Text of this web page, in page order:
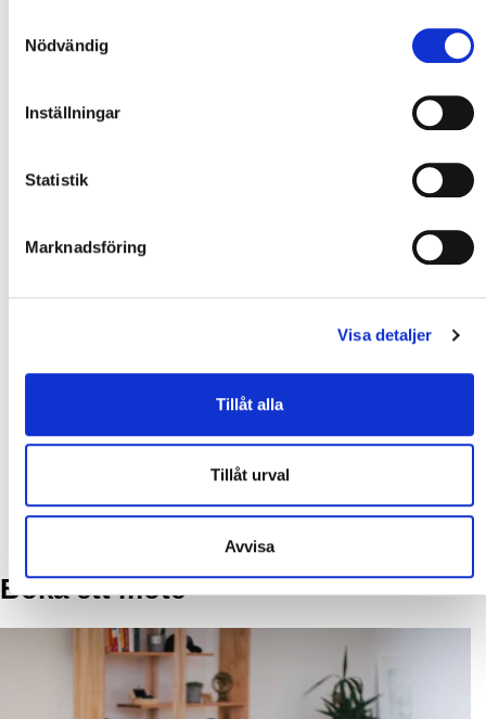
Nödvändig
Inställningar
Statistik
Marknadsföring
Visa detaljer
Tillåt alla
Tillåt urval
Avvisa
Boka ett möte